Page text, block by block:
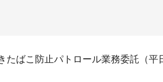
たばこ防止パトロール業務委託（平